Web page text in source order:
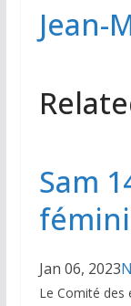
Jean-
Sam
Jan 06, 2023
Le Comité des